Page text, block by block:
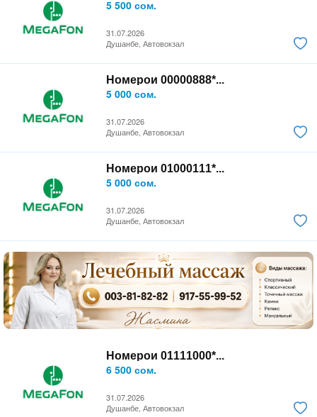
5 500 сом.
31.07.2026
Душанбе, Автовокзал
Номерои 00000888*...
5 000 сом.
31.07.2026
Душанбе, Автовокзал
Номерои 01000111*...
5 000 сом.
31.07.2026
Душанбе, Автовокзал
Номерои 01111000*...
6 500 сом.
31.07.2026
Душанбе, Автовокзал